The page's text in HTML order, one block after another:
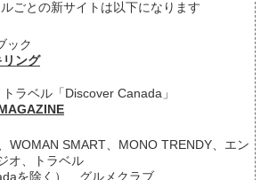
ごとの新サイトは以下になります
ック
ング
ラベル「Discover Canada」
WOMAN SMART、MONO TRENDY、エン
オ、トラベル
を除く）、グルメクラブ